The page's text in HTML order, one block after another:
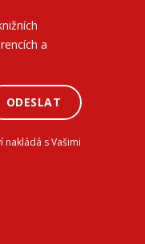
a
ODESLAT
nakládá s Vašimi